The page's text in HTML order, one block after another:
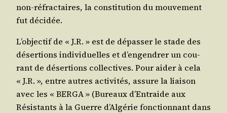
non-réfrac­taires, la consti­tu­tion du mou­ve­ment
fut décidée.
L’ob­jec­tif de « J.R. » est de dépas­ser le stade des
déser­tions indi­vi­duelles et d’en­gen­drer un cou­
rant de déser­tions col­lec­tives. Pour aider à cela
« J.R. », entre autres acti­vi­tés, assure la liai­son
avec les « BERGA » (Bureaux d’En­traide aux
Résis­tants à la Guerre d’Al­gé­rie fonc­tion­nant dans